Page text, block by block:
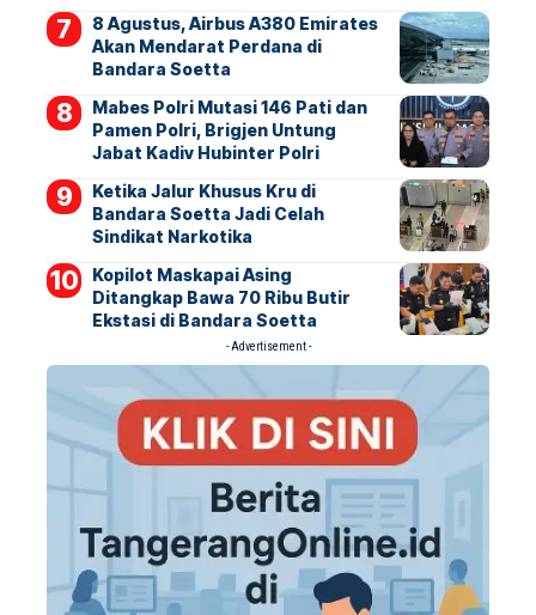
8 Agustus, Airbus A380 Emirates
Akan Mendarat Perdana di
Bandara Soetta
Mabes Polri Mutasi 146 Pati dan
Pamen Polri, Brigjen Untung
Jabat Kadiv Hubinter Polri
Ketika Jalur Khusus Kru di
Bandara Soetta Jadi Celah
Sindikat Narkotika
Kopilot Maskapai Asing
Ditangkap Bawa 70 Ribu Butir
Ekstasi di Bandara Soetta
- Advertisement -